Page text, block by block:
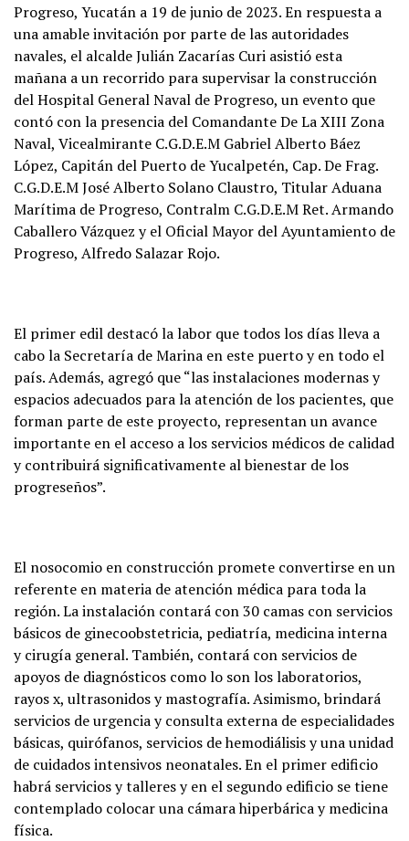
Progreso, Yucatán a 19 de junio de 2023. En respuesta a
una amable invitación por parte de las autoridades
navales, el alcalde Julián Zacarías Curi asistió esta
mañana a un recorrido para supervisar la construcción
del Hospital General Naval de Progreso, un evento que
contó con la presencia del Comandante De La XIII Zona
Naval, Vicealmirante C.G.D.E.M Gabriel Alberto Báez
López, Capitán del Puerto de Yucalpetén, Cap. De Frag.
C.G.D.E.M José Alberto Solano Claustro, Titular Aduana
Marítima de Progreso, Contralm C.G.D.E.M Ret. Armando
Caballero Vázquez y el Oficial Mayor del Ayuntamiento de
Progreso, Alfredo Salazar Rojo.
El primer edil destacó la labor que todos los días lleva a
cabo la Secretaría de Marina en este puerto y en todo el
país. Además, agregó que “las instalaciones modernas y
espacios adecuados para la atención de los pacientes, que
forman parte de este proyecto, representan un avance
importante en el acceso a los servicios médicos de calidad
y contribuirá significativamente al bienestar de los
progreseños”.
El nosocomio en construcción promete convertirse en un
referente en materia de atención médica para toda la
región. La instalación contará con 30 camas con servicios
básicos de ginecoobstetricia, pediatría, medicina interna
y cirugía general. También, contará con servicios de
apoyos de diagnósticos como lo son los laboratorios,
rayos x, ultrasonidos y mastografía. Asimismo, brindará
servicios de urgencia y consulta externa de especialidades
básicas, quirófanos, servicios de hemodiálisis y una unidad
de cuidados intensivos neonatales. En el primer edificio
habrá servicios y talleres y en el segundo edificio se tiene
contemplado colocar una cámara hiperbárica y medicina
física.